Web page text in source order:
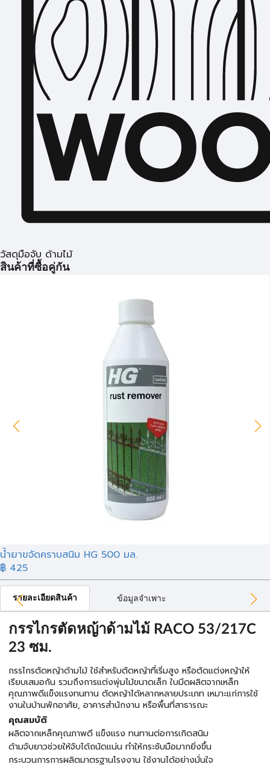
วัสดุมือจับ ด้ามไม้
สินค้าที่ซื้อคู่กัน
น้ำยาขจัดคราบสนิม HG 500 มล.
฿ 425
รายละเอียดสินค้า ข้อมูลจำเพาะ
กรรไกรตัดหญ้าด้ามไม้ RACO 53/217C
23 ซม.
กรรไกรตัดหญ้าด้ามไม้ ใช้สำหรับตัดหญ้าที่เริ่มสูง หรือตัดแต่งหญ้าให้
เรียบเสมอกัน รวมถึงการแต่งพุ่มไม้ขนาดเล็ก ใบมีดผลิตจากเหล็ก
คุณภาพดีแข็งแรงทนทาน ตัดหญ้าได้หลากหลายประเภท เหมาะแก่การใช้
งานในบ้านพักอาศัย, อาคารสำนักงาน หรือพื้นที่สาธารณะ
คุณสมบัติ
ผลิตจากเหล็กคุณภาพดี แข็งแรง ทนทานต่อการเกิดสนิม
ด้ามจับยาวช่วยให้จับได้ถนัดแน่น ทำให้กระชับมือมากยิ่งขึ้น
กระบวนการการผลิตมาตรฐานโรงงาน ใช้งานได้อย่างมั่นใจ